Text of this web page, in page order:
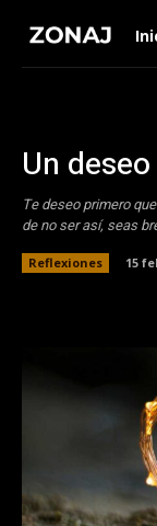
Un
Te deseo primero
de no ser así, seas
Reflexiones
15